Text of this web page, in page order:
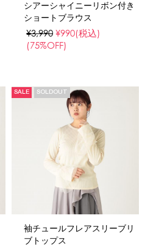
シアーシャイニーリボン付き
ショートブラウス
¥3,990 ¥990(税込)
(75%OFF)
SALE SOLDOUT
袖チュールフレアスリーブリ
ブトップス